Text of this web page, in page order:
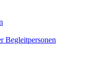
Begleitpersonen